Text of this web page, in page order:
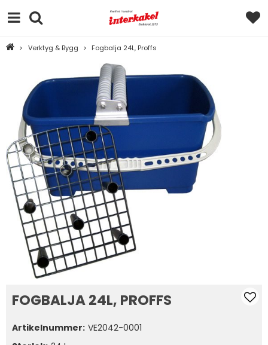
> Verktyg & Bygg > Fogbalja 24L, Proffs
FOGBALJA 24L, PROFFS
Artikelnummer: VE2042-0001